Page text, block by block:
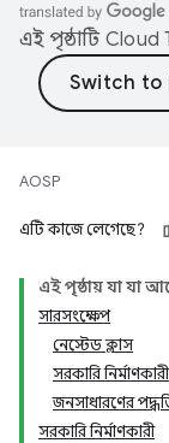
এই পৃষ্ঠাটি Cloud
AOSP
এটি কাজে লেগেছে?
এই পৃষ্ঠায় যা যা
সারসংক্ষেপ
নেস্টেড ক্লাস
সরকারি নির্মাণকারী
জনসাধারণের
সরকারি নির্মাণকারী